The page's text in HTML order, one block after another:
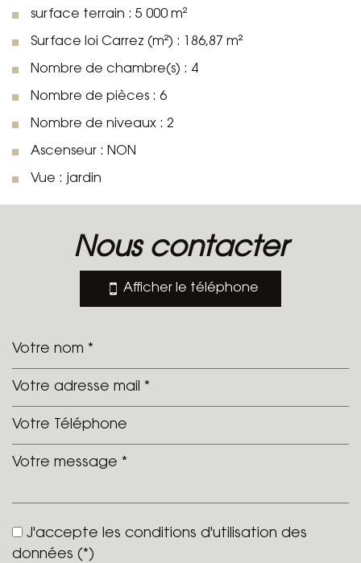
surface terrain : 5 000 m²
Surface loi Carrez (m²) : 186,87 m²
Nombre de chambre(s) : 4
Nombre de pièces : 6
Nombre de niveaux : 2
Ascenseur : NON
Vue : jardin
la ville de le plan-de-la-tour
(83120)
statistiques
nous contacter
Afficher le téléphone
J'accepte les conditions d'utilisation des
données (*)